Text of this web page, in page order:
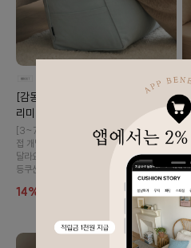
[감동후기💕] 솜포함 라운드 탄탄 프
리미엄 등쿠션 (26color)
[3~7일 소요] 허리가 안 좋으신 대표님이 직
접 개발한 등쿠션..!🤍 사용해 보시면 확실히
달라요!👉🏻👈🏻 내 몸에 맞게 사용하는 맞춤형
등쿠션입니다 :)
14%
[
등